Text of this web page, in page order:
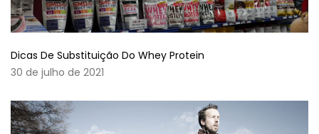
Dicas De Substituição Do Whey Protein
30 de julho de 2021